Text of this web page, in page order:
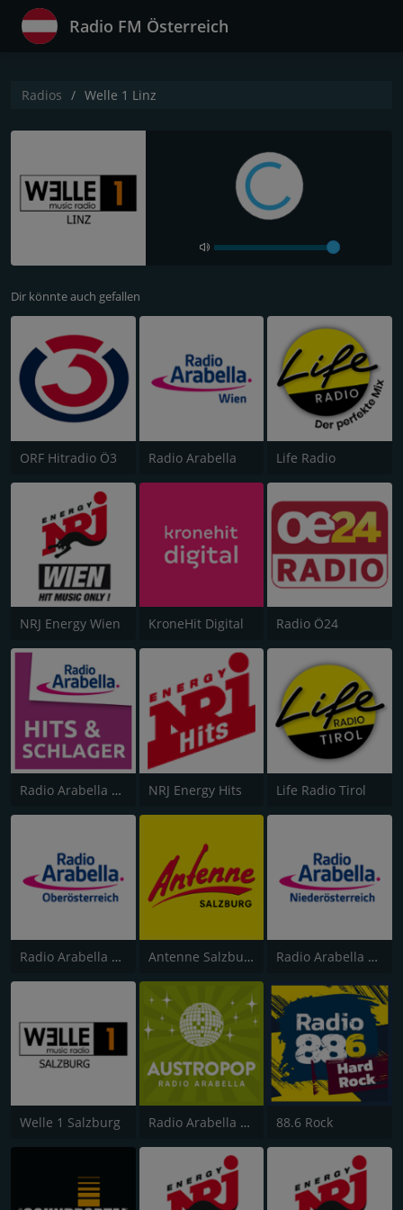
Radio FM Österreich
Radios Welle 1 Linz
Dir könnte auch gefallen
ORF Hitradio Ö3 Radio Arabella Life Radio
NRJ Energy Wien KroneHit Digital Radio Ö24
Radio Arabella Melodie NRJ Energy Hits Life Radio Tirol
Radio Arabella Oberösterreich Antenne Salzburg Radio Arabella Niederösterreich
Welle 1 Salzburg Radio Arabella Austropop 88.6 Rock